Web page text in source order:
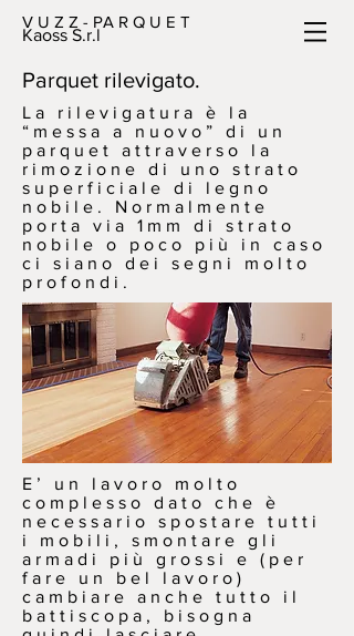
V U Z Z - PA R Q U E T
Kaoss S.r.l
Parquet rilevigato.
La rilevigatura è la
“messa a nuovo” di un
parquet attraverso la
rimozione di uno strato
superficiale di legno
nobile. Normalmente
porta via 1mm di strato
nobile o poco più in caso
ci siano dei segni molto
profondi.
E’ un lavoro molto
complesso dato che è
necessario spostare tutti
i mobili, smontare gli
armadi più grossi e (per
fare un bel lavoro)
cambiare anche tutto il
battiscopa, bisogna